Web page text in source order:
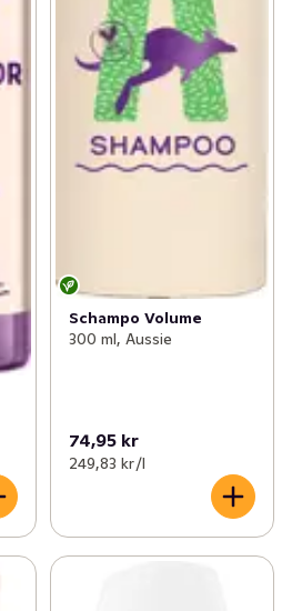
Schampo Volume
300 ml, Aussie
74,95 kr
249,83 kr /l